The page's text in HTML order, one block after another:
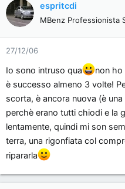
espritcdi
MBenz Professionista
27/12/06
Io sono intruso qua non ho
è successo almeno 3 volte!
scorta, è ancora nuova (è
perchè erano tutti chiodi e la
lentamente, quindi mi son
terra, una rigonfiata col
ripararla